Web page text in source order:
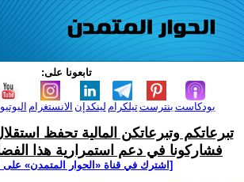
تابعونا على:
الانستغرام لينكدإن تيلكرامبنترست بودكاست
تبرعاتكم وتبرعاتكن المالية تحفظ
فشاركونا في دعم استمرارية هذا
[اشترك في قناة ‫«الحوار المتمدن» على